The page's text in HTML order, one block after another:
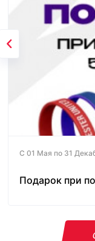
С 01 Мая по 31
Подарок при